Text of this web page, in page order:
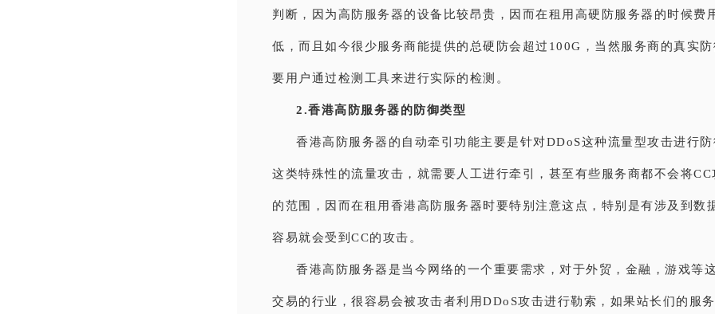
判断，因为高防服务器的设备比较昂贵，因而在租用高硬防服务器的时候费
低，而且如今很少服务商能提供的总硬防会超过100G，当然服务商的真实
要用户通过检测工具来进行实际的检测。
2.香港高防服务器的防御类型
香港高防服务器的自动牵引功能主要是针对DDoS这种流量型攻击进行
这类特殊性的流量攻击，就需要人工进行牵引，甚至有些服务商都不会将CC
的范围，因而在租用香港高防服务器时要特别注意这点，特别是有涉及到数
容易就会受到CC的攻击。
香港高防服务器是当今网络的一个重要需求， 对于外贸，金融，游戏等
交易的行业，很容易会被攻击者利用DDoS攻击进行勒索，如果站长们的服